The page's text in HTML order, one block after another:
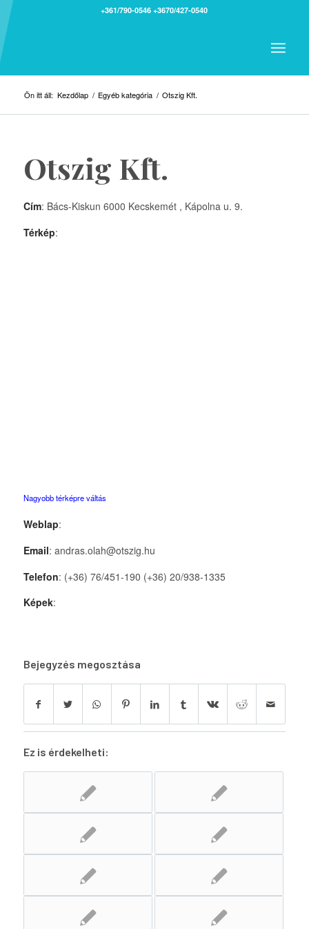
+361/790-0546 +3670/427-0540
Ön itt áll: Kezdőlap / Egyéb kategória / Otszig Kft.
Otszig Kft.
Cím: Bács-Kiskun 6000 Kecskemét , Kápolna u. 9.
Térkép:
Nagyobb térképre váltás
Weblap:
Email: andras.olah@otszig.hu
Telefon: (+36) 76/451-190 (+36) 20/938-1335
Képek:
Bejegyzés megosztása
Ez is érdekelheti: